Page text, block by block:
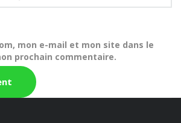
mon e-mail et mon site dans le
prochain commentaire.